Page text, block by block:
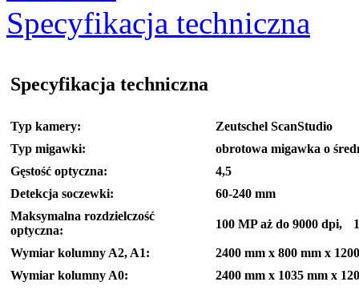
Specyfikacja techniczna
Specyfikacja techniczna
Typ kamery:
Zeutschel ScanStudio
Typ migawki:
obrotowa migawka o
Gęstość optyczna:
4,5
Detekcja soczewki:
60-240 mm
Maksymalna rozdzielczość
optyczna:
100 MP aż do 9000 dpi,
Wymiar kolumny A2, A1:
2400 mm x 800 mm x
Wymiar kolumny A0:
2400 mm x 1035 mm x